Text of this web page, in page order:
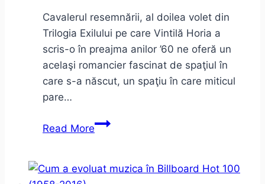
Cavalerul resemnării, al doilea volet din
Trilogia Exilului pe care Vintilă Horia a
scris-o în preajma anilor ’60 ne oferă un
acelaşi romancier fascinat de spaţiul în
care s-a născut, un spaţiu în care miticul
pare…
Read MoreCavalerul
Vintilă